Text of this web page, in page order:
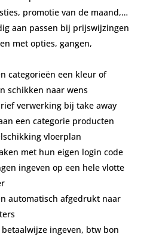
promotie van de maand,…
aan passen bij prijswijzingen
met opties, gangen,
categorieën een kleur of
schikken naar wens
verwerking bij take away
een categorie producten
vloerplan
met hun eigen login code
ingeven op een hele vlotte
automatisch afgedrukt naar
ingeven, btw bon